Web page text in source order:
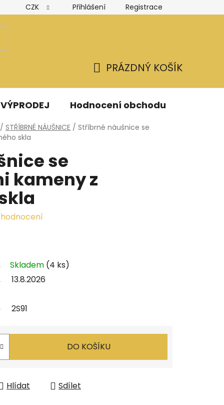
Hodnocení obchodu Obchodní podmínky
CZK Přihlášení Registrace
KOŠÍK
PRÁZDNÝ KOŠÍK
VÝPRODEJ Hodnocení obchodu
/ STŘÍBRNÉ NÁUŠNICE / Stříbrné náušnice se
skla
se
kameny z
Skladem (4 ks)
13.8.2026
2S91
DO KOŠÍKU
Hlídat Sdílet